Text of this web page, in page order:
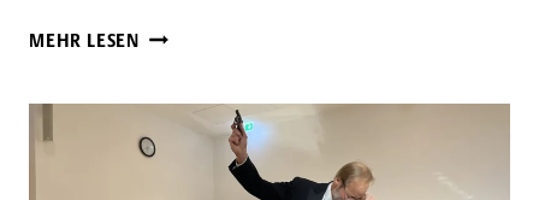
MEHR LESEN STIFTUNG